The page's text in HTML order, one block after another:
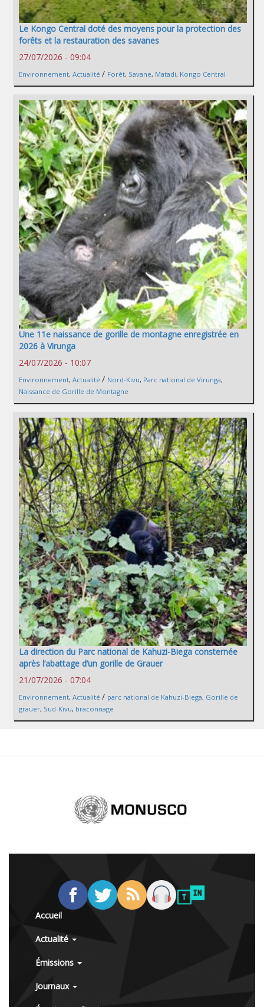
Le Kongo Central doté des moyens pour la protection des
forêts et la restauration des savanes
27/07/2026 - 09:04
Environnement, Actualité / Forêt, Savane, Matadi, Kongo Central
Une 11e naissance de gorille de montagne enregistrée en
2026 à Virunga
24/07/2026 - 10:07
Environnement, Actualité / Nord-Kivu, Parc national de Virunga,
Naissance de Gorille de Montagne
La direction du Parc national de Kahuzi-Biega consternée
après l’abattage d’un gorille de Grauer
21/07/2026 - 07:04
Environnement, Actualité / parc national de Kahuzi-Biega, Gorille de
grauer, Sud-Kivu, braconnage
Accueil
Actualité
Émissions
Journaux